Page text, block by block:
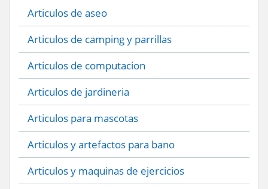
Articulos de aseo
Articulos de camping y parrillas
Articulos de computacion
Articulos de jardineria
Articulos para mascotas
Articulos y artefactos para bano
Articulos y maquinas de ejercicios